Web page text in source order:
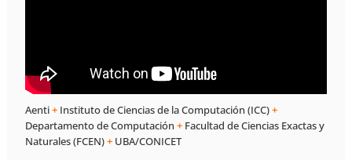
Aenti+ Instituto de Ciencias de la Computación (ICC)+
Departamento de Computación+ Facultad de Ciencias Exactas y
Naturales (FCEN)+ UBA/CONICET